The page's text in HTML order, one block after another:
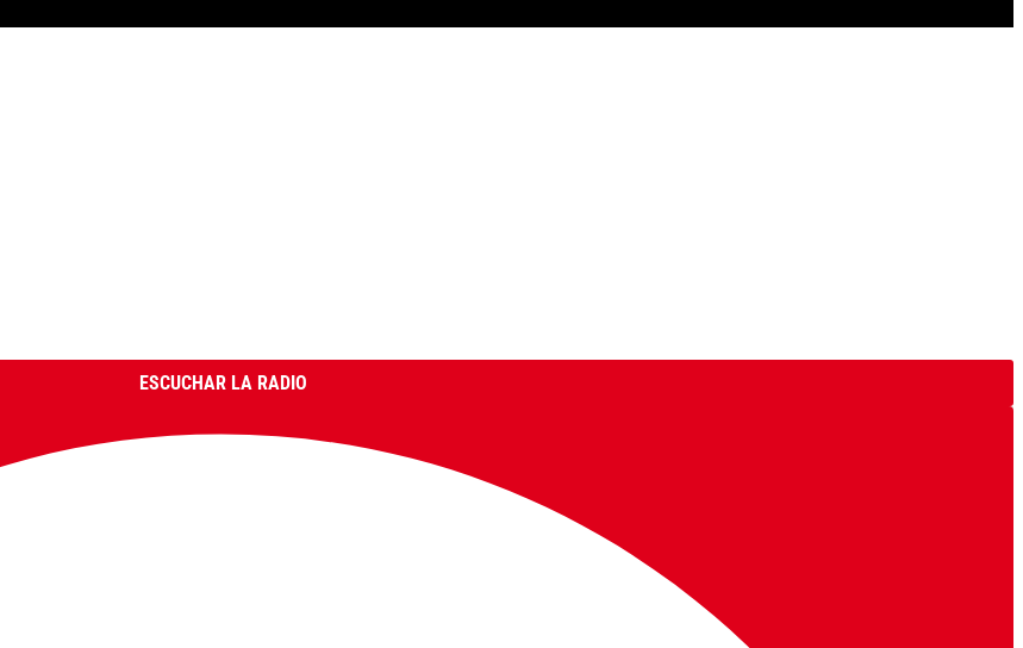
ESCUCHAR LA RADIO